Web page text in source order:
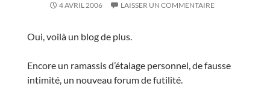
4 AVRIL 2006 LAISSER UN COMMENTAIRE
Oui, voilà un blog de plus.
Encore un ramassis d’étalage personnel, de fausse
intimité, un nouveau forum de futilité.